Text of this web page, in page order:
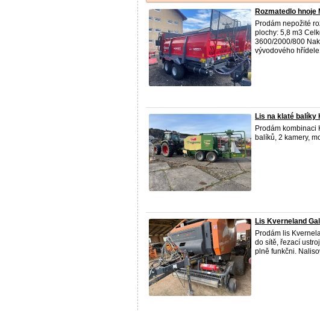
Rozmatedlo hnoje
Prodám nepožité
plochy: 5,8 m3
3600/2000/800
vývodového
Lis na klaté balíky
Prodám kombinaci
balíků, 2 kamery,
Lis Kverneland
Prodám lis
do sítě, řezací
plně funkčni.